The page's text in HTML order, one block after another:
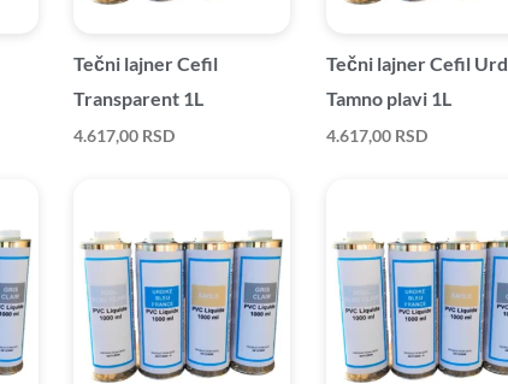
Tečni lajner Cefil
Transparent 1L
4.617,00 RSD
Tečni lajner Cefil
Tamno plavi 1L
4.617,00 RSD